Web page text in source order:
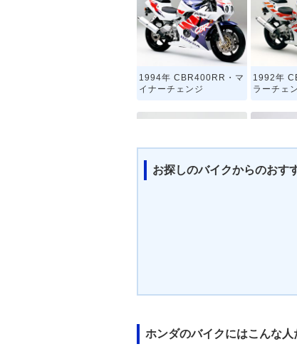
1994年 CBR400RR・マ
イナーチェンジ
1992年
ラーチェ
お探しのバイクからのおす
ホンダのバイクにはこんな